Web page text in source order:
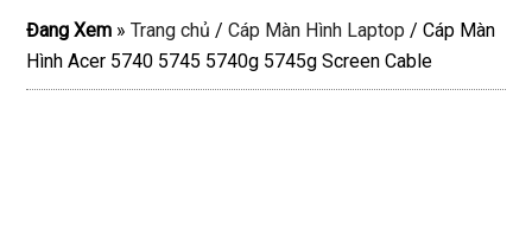
Đang Xem »Trang chủ / Cáp Màn Hình Laptop / Cáp Màn
Hình Acer 5740 5745 5740g 5745g Screen Cable